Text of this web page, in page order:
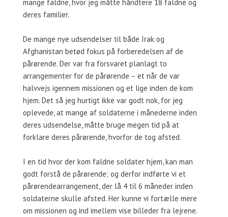
mange faldne, hvor jeg måtte håndtere 18 faldne og
deres familier.
De mange nye udsendelser til både Irak og
Afghanistan betød fokus på forberedelsen af de
pårørende. Der var fra forsvaret planlagt to
arrangementer for de pårørende – et når de var
halvvejs igennem missionen og et lige inden de kom
hjem. Det så jeg hurtigt ikke var godt nok, for jeg
oplevede, at mange af soldaterne i månederne inden
deres udsendelse, måtte bruge megen tid på at
forklare deres pårørende, hvorfor de tog afsted.
I en tid hvor der kom faldne soldater hjem, kan man
godt forstå de pårørende; og derfor indførte vi et
pårørendearrangement, der lå 4 til 6 måneder inden
soldaterne skulle afsted. Her kunne vi fortælle mere
om missionen og ind imellem vise billeder fra lejrene.